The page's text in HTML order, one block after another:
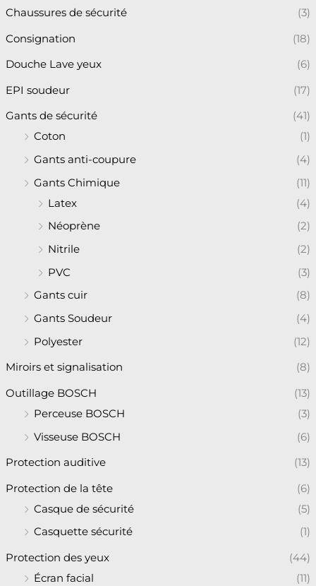
Chaussures de sécurité (3)
Consignation (18)
Douche Lave yeux (6)
EPI soudeur (17)
Gants de sécurité
(41)
Coton
(1)
Gants anti-coupure
(4)
Gants Chimique
(11)
Latex
(4)
Néoprène
(2)
Nitrile
(2)
PVC
(3)
Gants cuir
(8)
Gants Soudeur
(4)
Polyester
(12)
Miroirs et signalisation (8)
Outillage BOSCH
(13)
Perceuse BOSCH
(3)
Visseuse BOSCH
(6)
Protection auditive (13)
Protection de la tête
(6)
Casque de sécurité
(5)
Casquette sécurité
(1)
Protection des yeux
(44)
Écran facial
(11)